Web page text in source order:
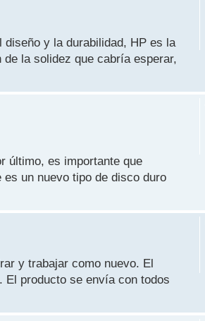
diseño y la durabilidad, HP es la
la solidez que cabría esperar,
último, es importante que
un nuevo tipo de disco duro
y trabajar como nuevo. El
El producto se envía con todos